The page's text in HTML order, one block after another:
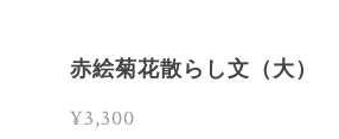
赤絵菊花散らし文（大）
¥3,300